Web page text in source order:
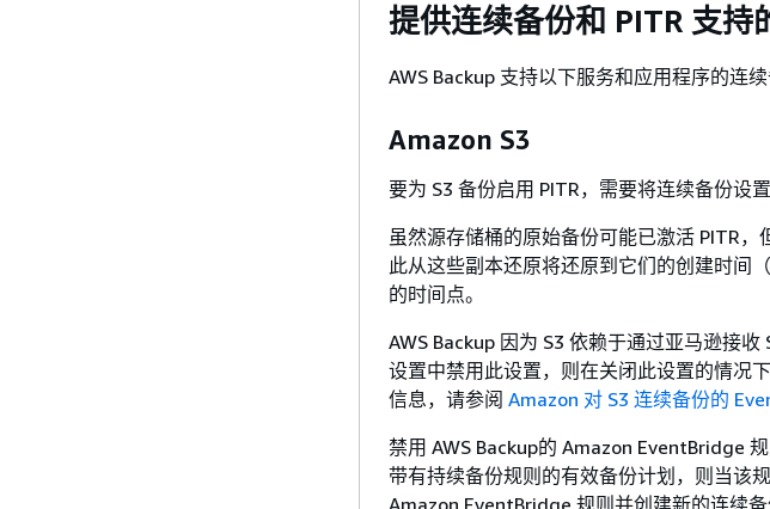
提供连续备份和 PITR 支持
AWS Backup 支持以下服务和应用程序的连续
Amazon S3
要为 S3 备份启用 PITR，需要将连续备份设
虽然源存储桶的原始备份可能已激活 PITR
此从这些副本还原将还原到它们的创建时间
的时间点。
AWS Backup 因为 S3 依赖于通过亚马逊接
设置中禁用此设置，则在关闭此设置的情况
信息，请参阅 Amazon 对 S3 连续备份的
禁用 AWS Backup的 Amazon EventBridge
带有持续备份规则的有效备份计划，则当该
Amazon EventBridge 规则并创建新的连续备